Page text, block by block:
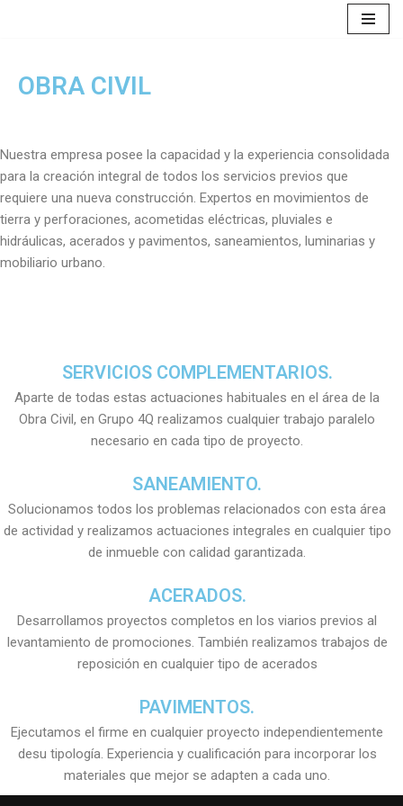
contenido
OBRA CIVIL
Nuestra empresa posee la capacidad y la experiencia consolidada
para la creación integral de todos los servicios previos que
requiere una nueva construcción. Expertos en movimientos de
tierra y perforaciones, acometidas eléctricas, pluviales e
hidráulicas, acerados y pavimentos, saneamientos, luminarias y
mobiliario urbano.
SERVICIOS COMPLEMENTARIOS.
Aparte de todas estas actuaciones habituales en el área de la
Obra Civil, en Grupo 4Q realizamos cualquier trabajo paralelo
necesario en cada tipo de proyecto.
SANEAMIENTO.
Solucionamos todos los problemas relacionados con esta área
de actividad y realizamos actuaciones integrales en cualquier tipo
de inmueble con calidad garantizada.
ACERADOS.
Desarrollamos proyectos completos en los viarios previos al
levantamiento de promociones. También realizamos trabajos de
reposición en cualquier tipo de acerados
PAVIMENTOS.
Ejecutamos el firme en cualquier proyecto independientemente
desu tipología. Experiencia y cualificación para incorporar los
materiales que mejor se adapten a cada uno.